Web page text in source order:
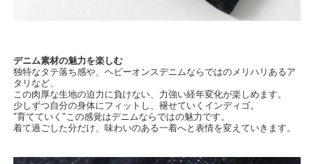
デニム素材の魅力を楽しむ
独特なタテ落ち感や、ヘビーオンスデニムならではのメリハリあるア
タリなど、
この肉厚な生地の迫力に負けない、力強い経年変化が楽しめます。
少しずつ自分の身体にフィットし、褪せていくインディゴ。
"育てていく"この感覚はデニムならではの魅力です。
着て過ごした分だけ、味わいのある一着へと表情を変えていきます。